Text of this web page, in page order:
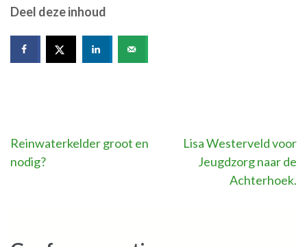
Deel deze inhoud
Bericht
navigatie
Reinwaterkelder groot en
nodig?
Lisa Westerveld voor
Jeugdzorg naar de
Achterhoek.